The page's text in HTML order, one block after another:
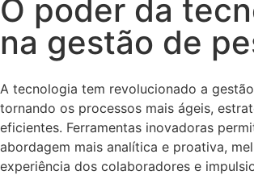
O poder da
na gestão de
A tecnologia tem revolucionado a
tornando os processos mais ágeis,
eficientes. Ferramentas inovadoras
abordagem mais analítica e proativa,
experiência dos colaboradores e